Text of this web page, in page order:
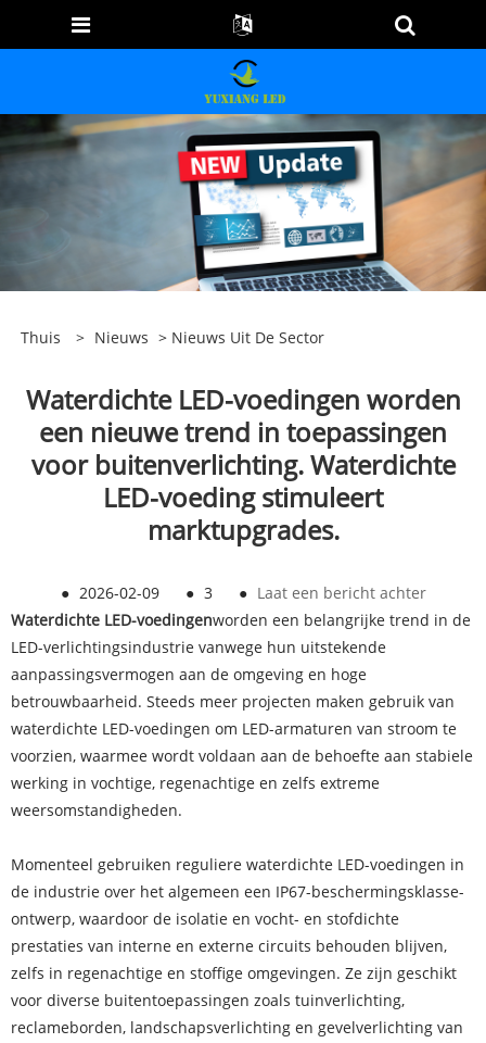
Thuis > Nieuws > Nieuws Uit De Sector
Waterdichte LED-voedingen worden
een nieuwe trend in toepassingen
voor buitenverlichting. Waterdichte
LED-voeding stimuleert
marktupgrades.
● 2026-02-09 ● 3 ● Laat een bericht achter
Waterdichte LED-voedingenworden een belangrijke trend in de
LED-verlichtingsindustrie vanwege hun uitstekende
aanpassingsvermogen aan de omgeving en hoge
betrouwbaarheid. Steeds meer projecten maken gebruik van
waterdichte LED-voedingen om LED-armaturen van stroom te
voorzien, waarmee wordt voldaan aan de behoefte aan stabiele
werking in vochtige, regenachtige en zelfs extreme
weersomstandigheden.
Momenteel gebruiken reguliere waterdichte LED-voedingen in
de industrie over het algemeen een IP67-beschermingsklasse-
ontwerp, waardoor de isolatie en vocht- en stofdichte
prestaties van interne en externe circuits behouden blijven,
zelfs in regenachtige en stoffige omgevingen. Ze zijn geschikt
voor diverse buitentoepassingen zoals tuinverlichting,
reclameborden, landschapsverlichting en gevelverlichting van